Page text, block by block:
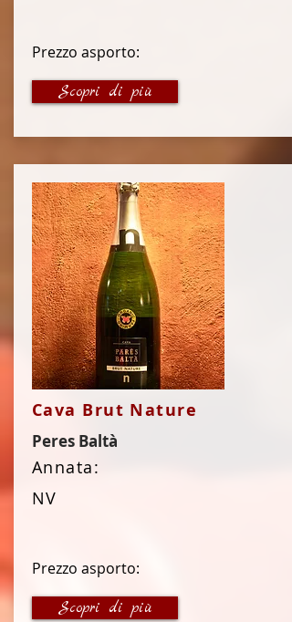
Prezzo asporto:
21 €Scopri di più
Cava Brut Nature
Peres Baltà
Annata:
NV
Prezzo asporto:
23 €Scopri di più